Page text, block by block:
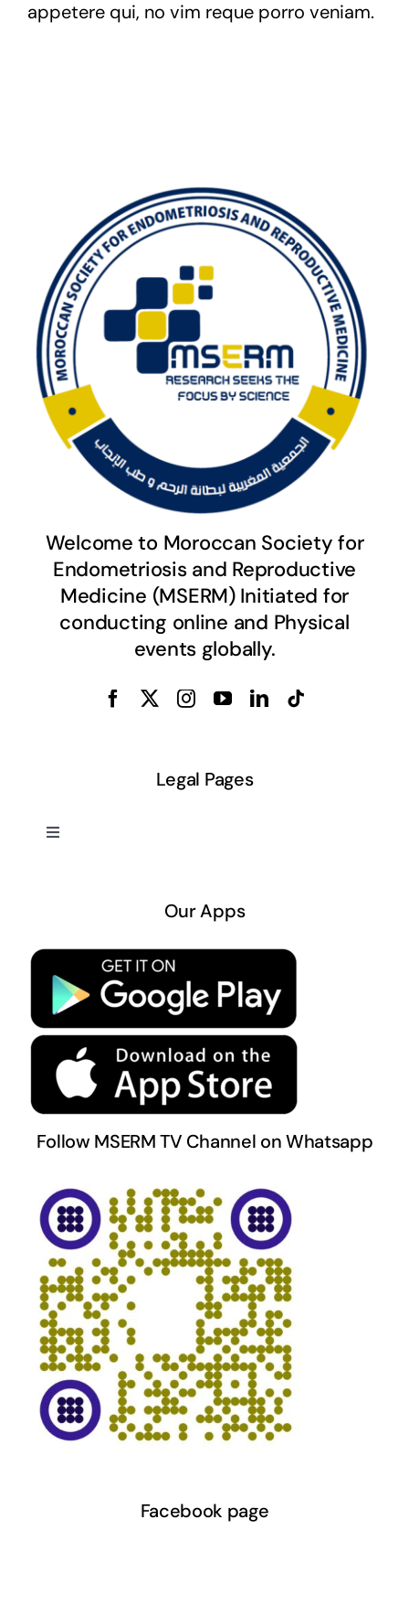
appetere qui, no vim reque porro veniam.
Welcome to Moroccan Society for
Endometriosis and Reproductive
Medicine (MSERM) Initiated for
conducting online and Physical
events globally.
Legal Pages
Toggle
Terms & Conditions
Our Apps
Follow MSERM TV Channel on Whatsapp
Facebook page